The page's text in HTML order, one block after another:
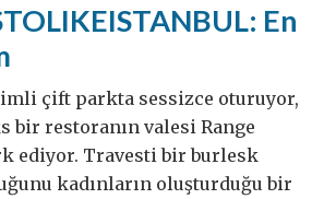
En
çift parkta sessizce oturuyor,
bir restoranın valesi Range
ediyor. Travesti bir burlesk
kadınların oluşturduğu bir